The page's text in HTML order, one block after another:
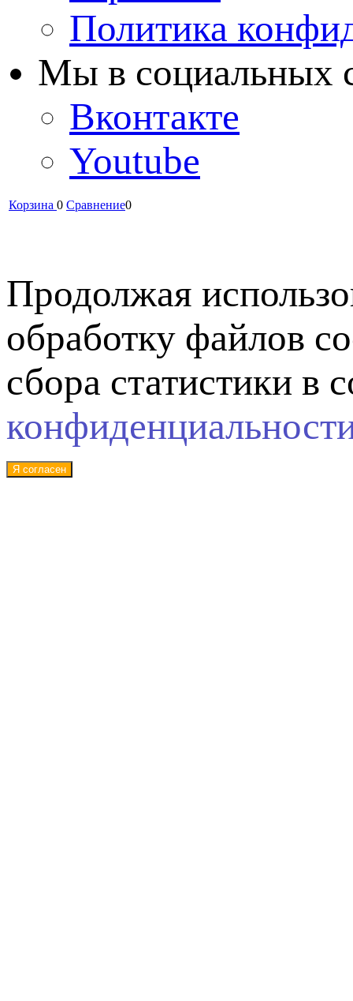
Политика
Мы в cоциальных
Вконтакте
Youtube
Корзина 0 Сравнение0
Продолжая
обработку файлов
сбора статистики в
Я согласен